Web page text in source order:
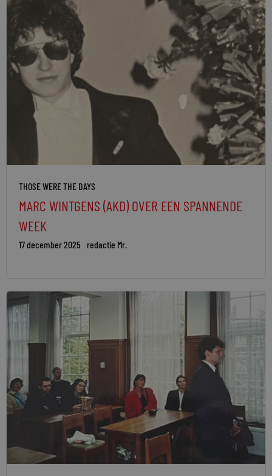
THOSE WERE THE DAYS
MARC WINTGENS (AKD) OVER EEN SPANNENDE
WEEK
17 december 2025 redactie Mr.